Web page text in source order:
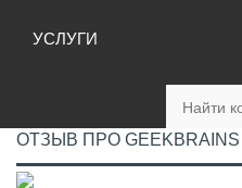
УСЛУГИ
ОТЗЫВ ПРО GEEKBRAINS